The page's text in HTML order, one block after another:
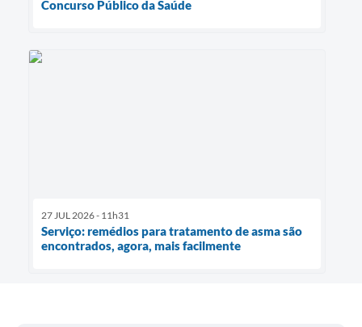
Concurso Público da Saúde
27 JUL 2026 - 11h31
Serviço: remédios para tratamento de asma são
encontrados, agora, mais facilmente